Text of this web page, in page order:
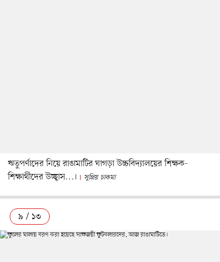
ঋতুপর্ণাদের নিয়ে রাঙামাটির ঘাগড়া উচ্চবিদ্যালয়ের শিক্ষক-
শিক্ষার্থীদের উচ্ছ্বাস…।
সুপ্রিয় চাকমা
৯ / ১৩